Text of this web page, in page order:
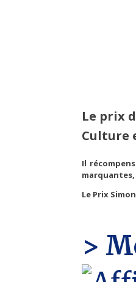
Le prix
Culture
Il
marquantes,
Le Prix
>